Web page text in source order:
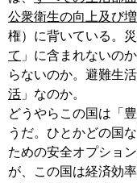
公衆衛生の向上及び
権）に背いている。災
て 」に含まれないの
らないのか。避難生活
活 」なのか。
どうやらこの国は「
うだ。ひとかどの国
ための安全オプショ
が、この国は経済効